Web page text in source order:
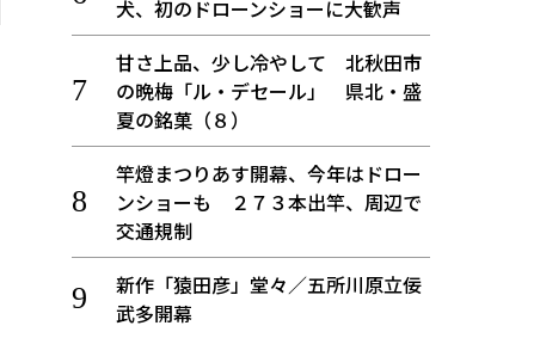
犬、初のドローンショーに大歓声
甘さ上品、少し冷やして 北秋田市
の晩梅「ル・デセール」 県北・盛
夏の銘菓（８）
竿燈まつりあす開幕、今年はドロー
ンショーも ２７３本出竿、周辺で
交通規制
新作「猿田彦」堂々／五所川原立佞
武多開幕